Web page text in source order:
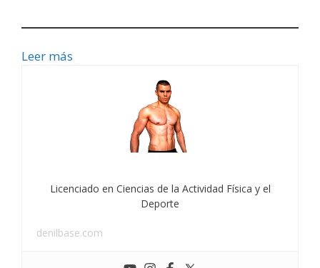
Leer más
Licenciado en Ciencias de la Actividad Física y el
Deporte
denilbase.com